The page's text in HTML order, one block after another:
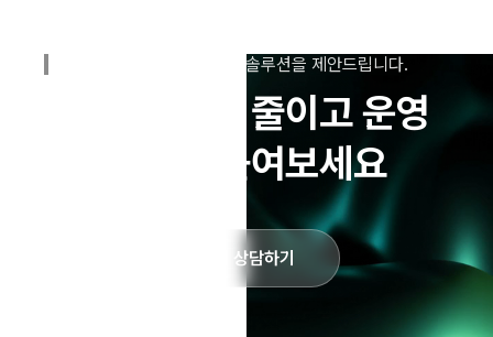
A.I.MATICS가 최적의 솔루션을 제안드립니다.
이제 사고를 줄이고 운영
효율을 높여보세요
도입 상담하기